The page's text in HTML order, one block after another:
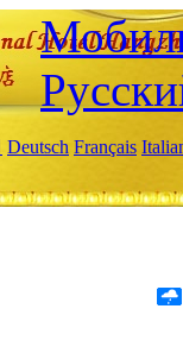
Deutsch Français